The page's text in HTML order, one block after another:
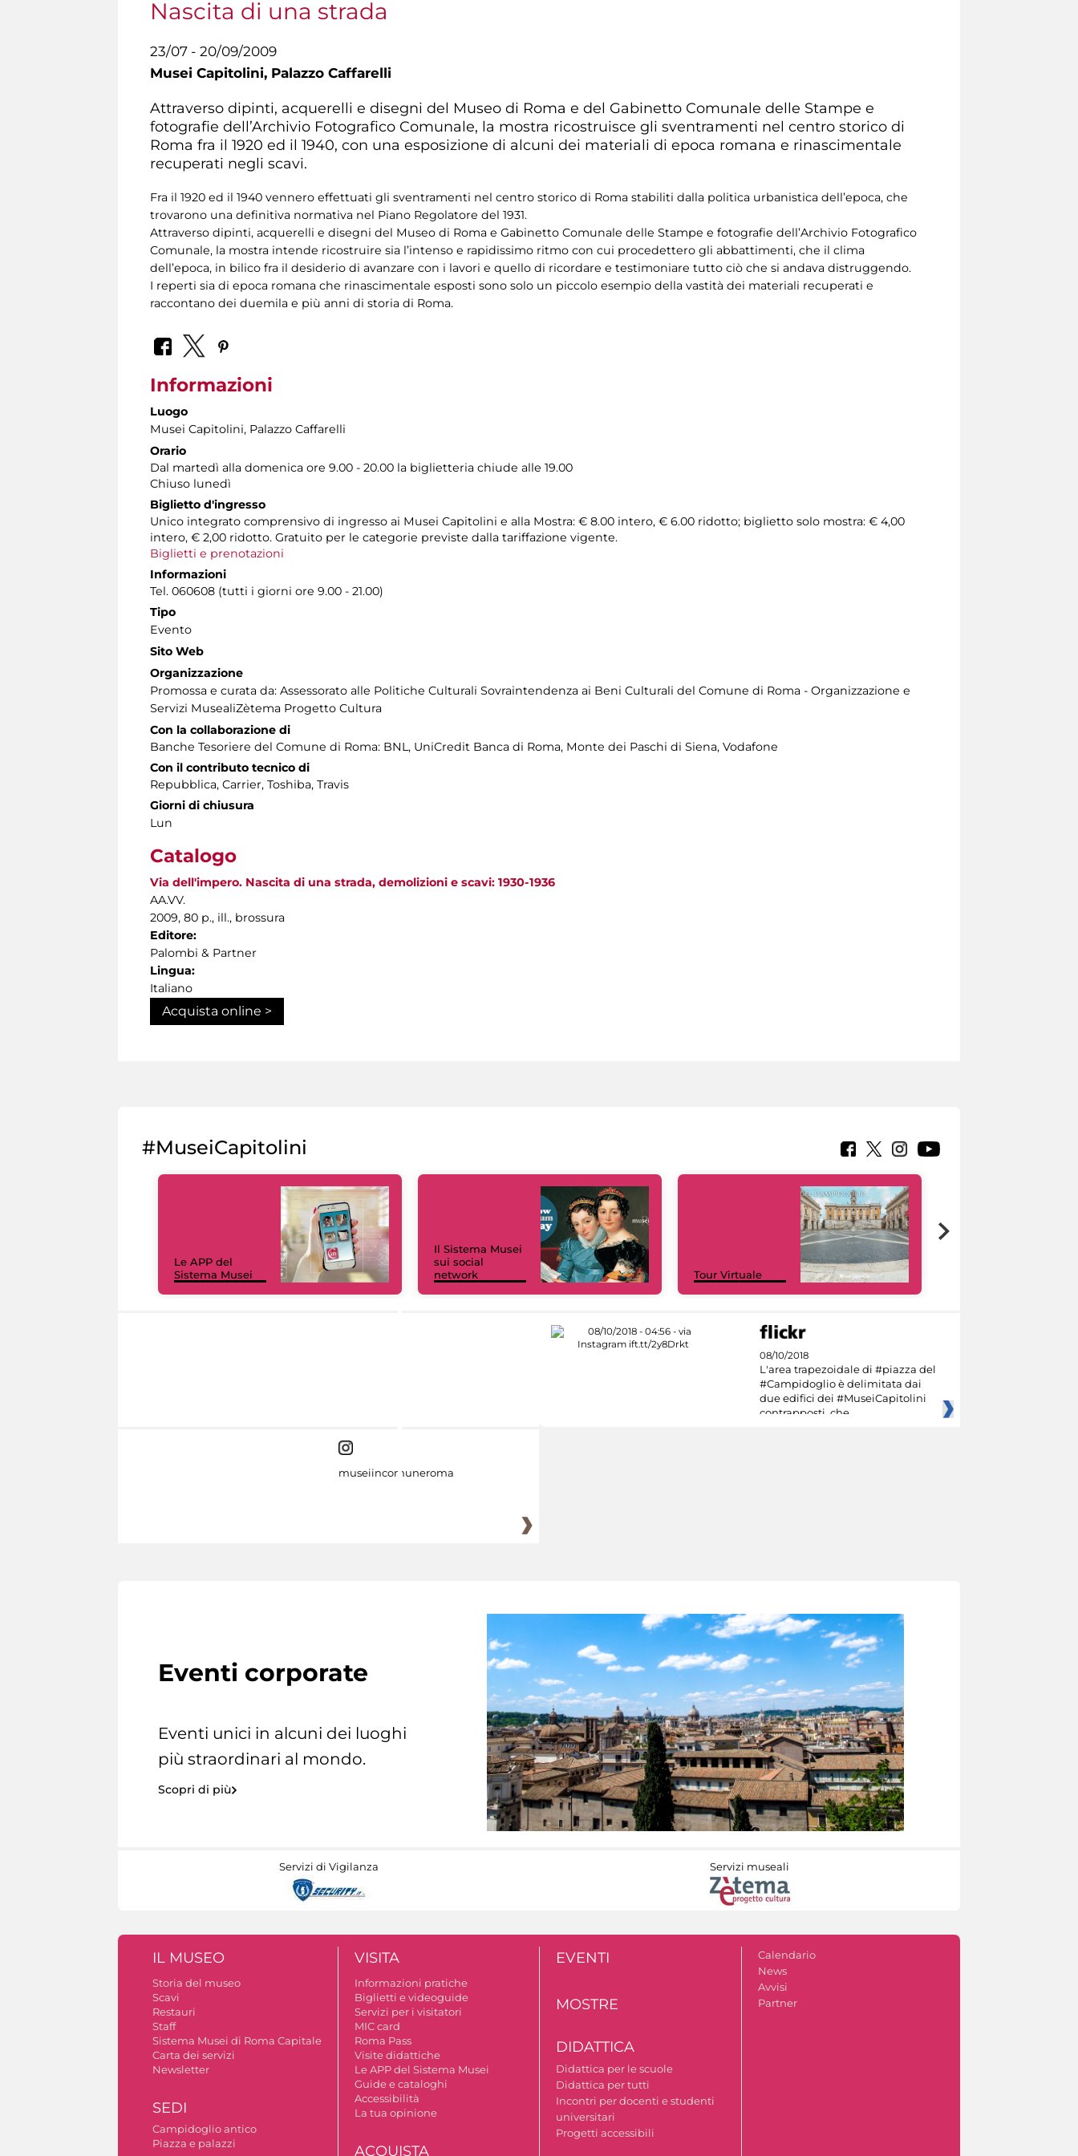
Nascita di una strada
23/07 - 20/09/2009
Musei Capitolini, Palazzo Caffarelli
Attraverso dipinti, acquerelli e disegni del Museo di Roma e del Gabinetto Comunale delle Stampe e
fotografie dell’Archivio Fotografico Comunale, la mostra ricostruisce gli sventramenti nel centro storico di
Roma fra il 1920 ed il 1940, con una esposizione di alcuni dei materiali di epoca romana e rinascimentale
recuperati negli scavi.
Fra il 1920 ed il 1940 vennero effettuati gli sventramenti nel centro storico di Roma stabiliti dalla politica urbanistica dell’epoca, che
trovarono una definitiva normativa nel Piano Regolatore del 1931.
Attraverso dipinti, acquerelli e disegni del Museo di Roma e Gabinetto Comunale delle Stampe e fotografie dell’Archivio Fotografico
Comunale, la mostra intende ricostruire sia l’intenso e rapidissimo ritmo con cui procedettero gli abbattimenti, che il clima
dell’epoca, in bilico fra il desiderio di avanzare con i lavori e quello di ricordare e testimoniare tutto ciò che si andava distruggendo.
I reperti sia di epoca romana che rinascimentale esposti sono solo un piccolo esempio della vastità dei materiali recuperati e
raccontano dei duemila e più anni di storia di Roma.
Informazioni
Luogo
Musei Capitolini, Palazzo Caffarelli
Orario
Dal martedì alla domenica ore 9.00 - 20.00 la biglietteria chiude alle 19.00
Chiuso lunedì
Biglietto d'ingresso
Unico integrato comprensivo di ingresso ai Musei Capitolini e alla Mostra: € 8.00 intero, € 6.00 ridotto; biglietto solo mostra: € 4,00
intero, € 2,00 ridotto. Gratuito per le categorie previste dalla tariffazione vigente.
Biglietti e prenotazioni
Informazioni
Tel. 060608 (tutti i giorni ore 9.00 - 21.00)
Tipo
Evento
Sito Web
Organizzazione
Promossa e curata da: Assessorato alle Politiche Culturali Sovraintendenza ai Beni Culturali del Comune di Roma - Organizzazione e
Servizi MusealiZètema Progetto Cultura
Con la collaborazione di
Banche Tesoriere del Comune di Roma: BNL, UniCredit Banca di Roma, Monte dei Paschi di Siena, Vodafone
Con il contributo tecnico di
Repubblica, Carrier, Toshiba, Travis
Giorni di chiusura
Lun
Catalogo
Via dell'impero. Nascita di una strada, demolizioni e scavi: 1930-1936
AA.VV.
2009, 80 p., ill., brossura
Editore:
Palombi & Partner
Lingua:
Italiano
Acquista online >
#MuseiCapitolini
Le APP del
Sistema Musei
Il Sistema Musei
sui social
network
Tour Virtuale
08/10/2018
L'area trapezoidale di #piazza del
#Campidoglio è delimitata dai
due edifici dei #MuseiCapitolini
contrapposti, che
museiincomuneroma
Eventi corporate
Eventi unici in alcuni dei luoghi
più straordinari al mondo.
Scopri di più
Servizi di Vigilanza Servizi museali
IL MUSEO
Storia del museo
Scavi
Restauri
Staff
Sistema Musei di Roma Capitale
Carta dei servizi
Newsletter
SEDI
Campidoglio antico
Piazza e palazzi
VISITA
Informazioni pratiche
Biglietti e videoguide
Servizi per i visitatori
MIC card
Roma Pass
Visite didattiche
Le APP del Sistema Musei
Guide e cataloghi
Accessibilità
La tua opinione
ACQUISTA
EVENTI
MOSTRE
DIDATTICA
Didattica per le scuole
Didattica per tutti
Incontri per docenti e studenti
universitari
Progetti accessibili
Calendario
News
Avvisi
Partner